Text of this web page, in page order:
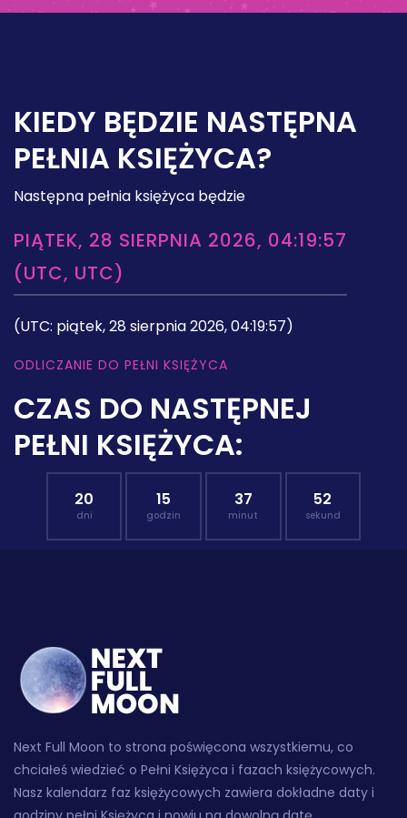
KIEDY BĘDZIE NASTĘPNA
PEŁNIA KSIĘŻYCA?
Następna pełnia księżyca będzie
PIĄTEK, 28 SIERPNIA 2026, 04:19:57
(UTC, UTC)
(UTC: piątek, 28 sierpnia 2026, 04:19:57)
ODLICZANIE DO PEŁNI KSIĘŻYCA
CZAS DO NASTĘPNEJ
PEŁNI KSIĘŻYCA:
20
dni
15
godzin
37
minut
51
sekund
Next Full Moon to strona poświęcona wszystkiemu, co
chciałeś wiedzieć o Pełni Księżyca i fazach księżycowych.
Nasz kalendarz faz księżycowych zawiera dokładne daty i